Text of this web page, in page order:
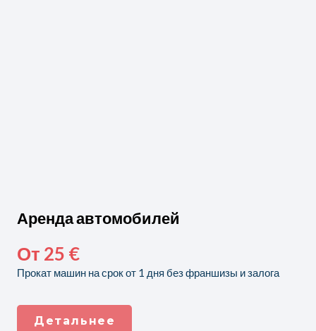
Аренда автомобилей
От 25 €
Прокат машин на срок от 1 дня без франшизы и залога
Детальнее